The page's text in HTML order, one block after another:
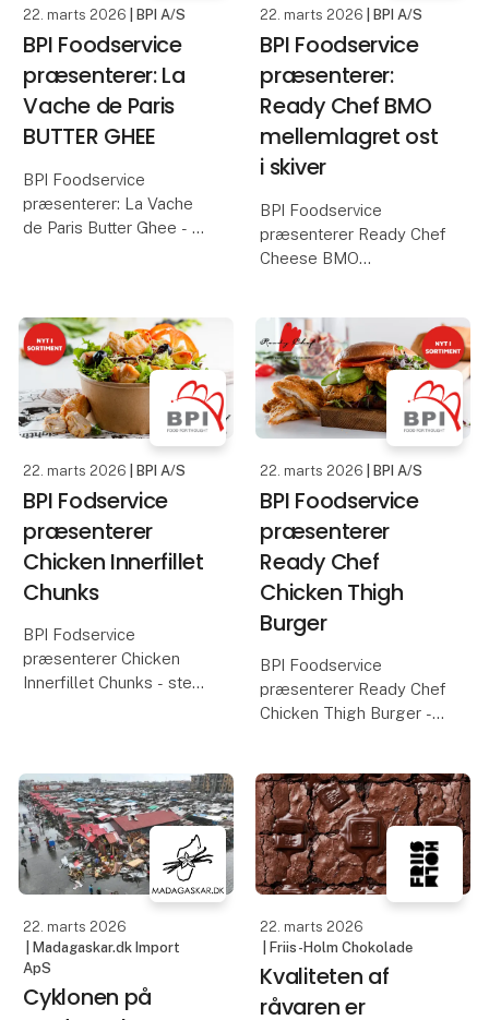
Har du en kl
smag
22. marts 2026 | BPI A/S
BPI Foodservice
præsenterer: La
Vache de Paris
BUTTER GHEE
BPI Foodservice
præsenterer: La Vache
de Paris Butter Ghee - -
Perfekt til ægte suacer,
søde desserter og
kager, hvor den tilfører
en varm, rund smørsmag
og en sprød
22. marts 2026 | BPI A/S
BPI Foodservice
præsenterer:
Ready Chef BMO
mellemlagret ost
i skiver
BPI Foodservice
præsenterer Ready Chef
Cheese BMO
med praktisk
mellemlagspapir for
hurtig servering
BMO – bolle med ost. -
en dansk klassiker.
BMO mellemlagr
22. marts 2026 | BPI A/S
BPI Fodservice
præsenterer
Chicken Innerfillet
Chunks
BPI Fodservice
præsenterer Chicken
Innerfillet Chunks - stegt
inderfileter af
kyllingebryst i ensartede
stykker – klar til brug og
nemme at arbejde med.
22. marts 2026 | BPI A/S
BPI Foodservice
præsenterer
Ready Chef
Chicken Thigh
Burger
BPI Foodservice
præsenterer Ready Chef
Chicken Thigh Burger -
Paneret kyllingeburger
af saftigt og mørt
kyllingeoverlår med en
let krydret, sprød
Kom fo
22. marts 2026
| Madagaskar.dk Import
ApS
Cyklonen på
22. marts 2026
| Friis-Holm Chokolade
Kvaliteten af
råvaren er